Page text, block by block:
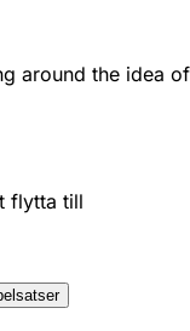
around the idea of
flytta till